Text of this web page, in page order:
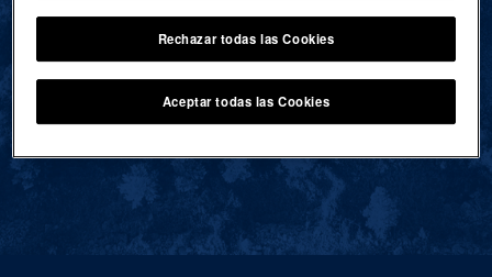
VOLVER AL INICIO
Rechazar todas las Cookies
Aceptar todas las Cookies